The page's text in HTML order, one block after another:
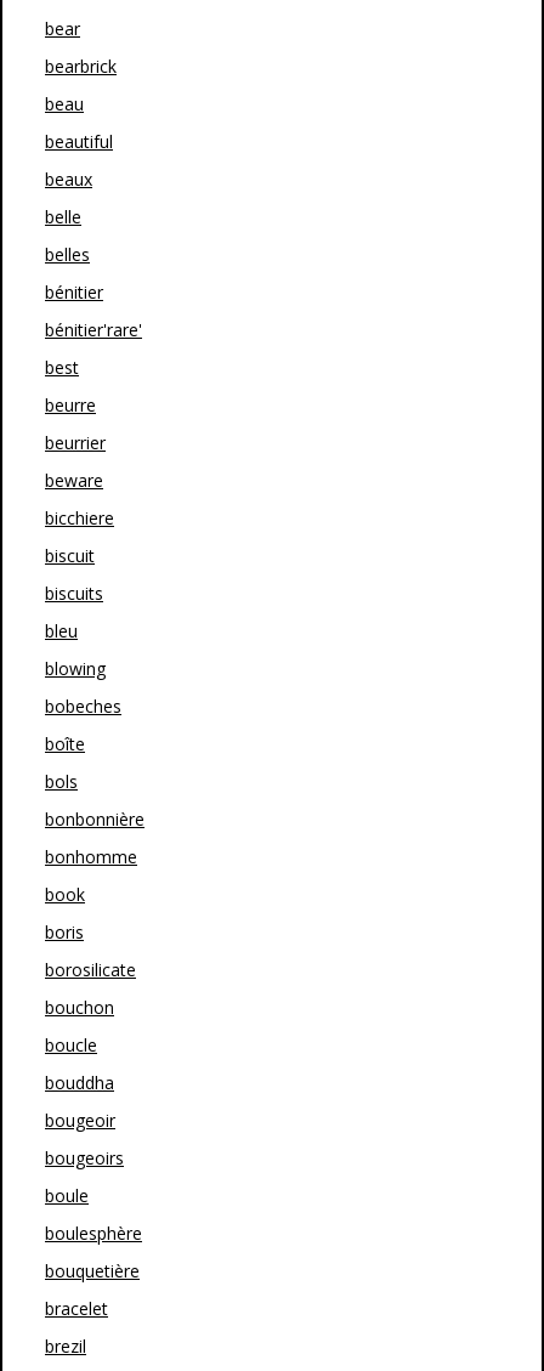
bear
bearbrick
beau
beautiful
beaux
belle
belles
bénitier
bénitier'rare'
best
beurre
beurrier
beware
bicchiere
biscuit
biscuits
bleu
blowing
bobeches
boîte
bols
bonbonnière
bonhomme
book
boris
borosilicate
bouchon
boucle
bouddha
bougeoir
bougeoirs
boule
boulesphère
bouquetière
bracelet
brezil